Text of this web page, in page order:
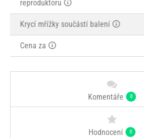
reproduktoru
Krycí mřížky součástí balení
Cena za
Komentáře 0
Hodnocení 0